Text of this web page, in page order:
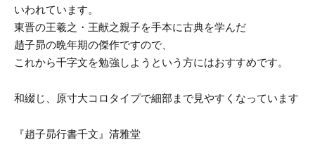
いわれています。
東晋の王羲之・王献之親子を手本に古典を学んだ
趙子昴の晩年期の傑作ですので、
これから千字文を勉強しようという方にはおすすめです。
和綴じ、原寸大コロタイプで細部まで見やすくなっています
『趙子昴行書千文』清雅堂